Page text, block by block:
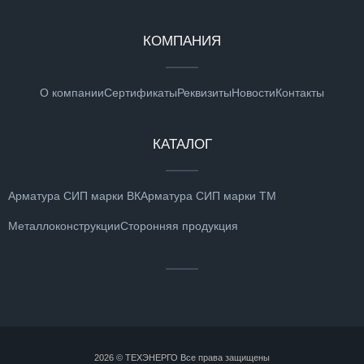
КОМПАНИЯ
О компанииСертификатыРеквизитыНовостиКонтакты
КАТАЛОГ
Арматура СИП марки ВКАрматура СИП марки ТМ
МеталлоконструкцииСторонняя продукция
2026 © ТЕХЭНЕРГО Все права защищены